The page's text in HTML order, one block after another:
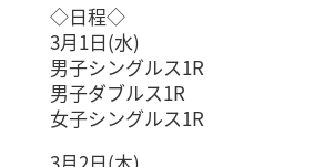
◇日程◇
3月1日(水)
男子シングルス1R
男子ダブルス1R
女子シングルス1R